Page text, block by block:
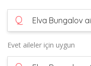
Q Elva Bungalov
Evet aileler için uygun